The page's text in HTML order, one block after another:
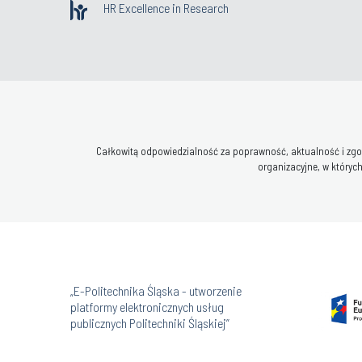
HR Excellence in Research
Całkowitą odpowiedzialność za poprawność, aktualność i
organizacyjne, w
„E-Politechnika Śląska - utworzenie
platformy elektronicznych usług
publicznych Politechniki Śląskiej”